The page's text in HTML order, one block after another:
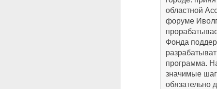
областной
форуме
Фонда
программа.
значимые
обязательно